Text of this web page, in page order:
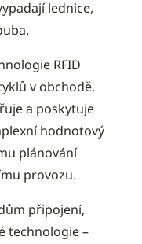
lednice,
RFID
v obchodě.
a poskytuje
hodnotový
plánování
provozu.
připojení,
technologie –